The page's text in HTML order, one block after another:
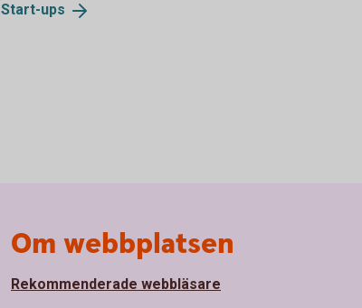
Start-ups
Om webbplatsen
Rekommenderade webbläsare